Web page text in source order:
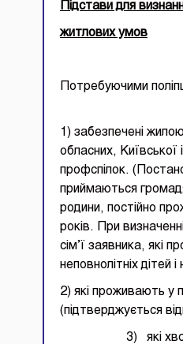
Підстави для
житлових умов
Потребуючими
1) забезпечені
обласних, Київської
профспілок.
приймаються
родини, постійно
років. При
сім’ї заявника, які
неповнолітніх дітей
2) які проживають у
(підтверджується
3) які хворіють